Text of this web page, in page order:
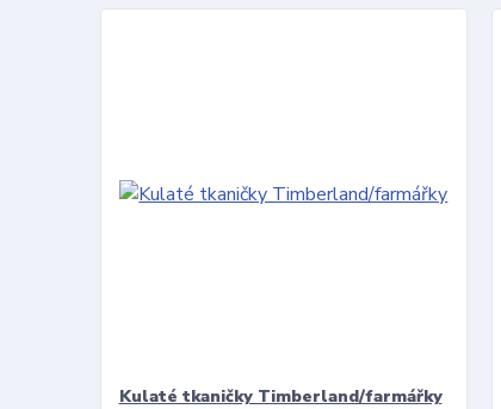
Kulaté tkaničky Timberland/farmářky